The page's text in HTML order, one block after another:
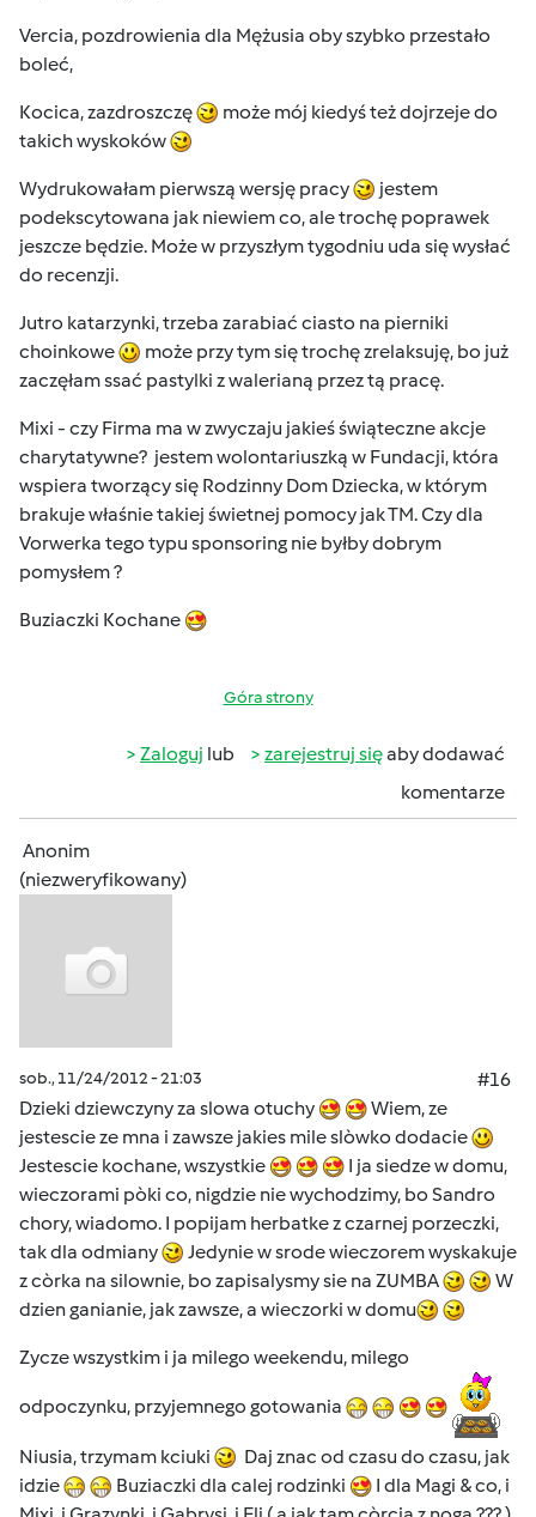
Vercia, pozdrowienia dla Mężusia oby szybko przestało
boleć,
Kocica, zazdroszczę
może mój kiedyś też dojrzeje do
takich wyskoków
Wydrukowałam pierwszą wersję pracy
jestem
podekscytowana jak niewiem co, ale trochę poprawek
jeszcze będzie. Może w przyszłym tygodniu uda się wysłać
do recenzji.
Jutro katarzynki, trzeba zarabiać ciasto na pierniki
choinkowe
może przy tym się trochę zrelaksuję, bo już
zaczęłam ssać pastylki z walerianą przez tą pracę.
Mixi - czy Firma ma w zwyczaju jakieś świąteczne akcje
charytatywne? jestem wolontariuszką w Fundacji, która
wspiera tworzący się Rodzinny Dom Dziecka, w którym
brakuje właśnie takiej świetnej pomocy jak TM. Czy dla
Vorwerka tego typu sponsoring nie byłby dobrym
pomysłem ?
Buziaczki Kochane
Góra strony
Zaloguj lub zarejestruj sięaby dodawać
komentarze
Anonim
(niezweryfikowany)
sob., 11/24/2012 - 21:03
#16
Dzieki dziewczyny za slowa otuchy
Wiem, ze
jestescie ze mna i zawsze jakies mile slòwko dodacie
Jestescie kochane, wszystkie
I ja siedze w domu,
wieczorami pòki co, nigdzie nie wychodzimy, bo Sandro
chory, wiadomo. I popijam herbatke z czarnej porzeczki,
tak dla odmiany
Jedynie w srode wieczorem wyskakuje
z còrka na silownie, bo zapisalysmy sie na ZUMBA
W
dzien ganianie, jak zawsze, a wieczorki w domu
Zycze wszystkim i ja milego weekendu, milego
odpoczynku, przyjemnego gotowania
Niusia, trzymam kciuki
Daj znac od czasu do czasu, jak
idzie
Buziaczki dla calej rodzinki
I dla Magi & co, i